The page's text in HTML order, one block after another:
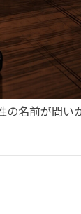
の名前が問い